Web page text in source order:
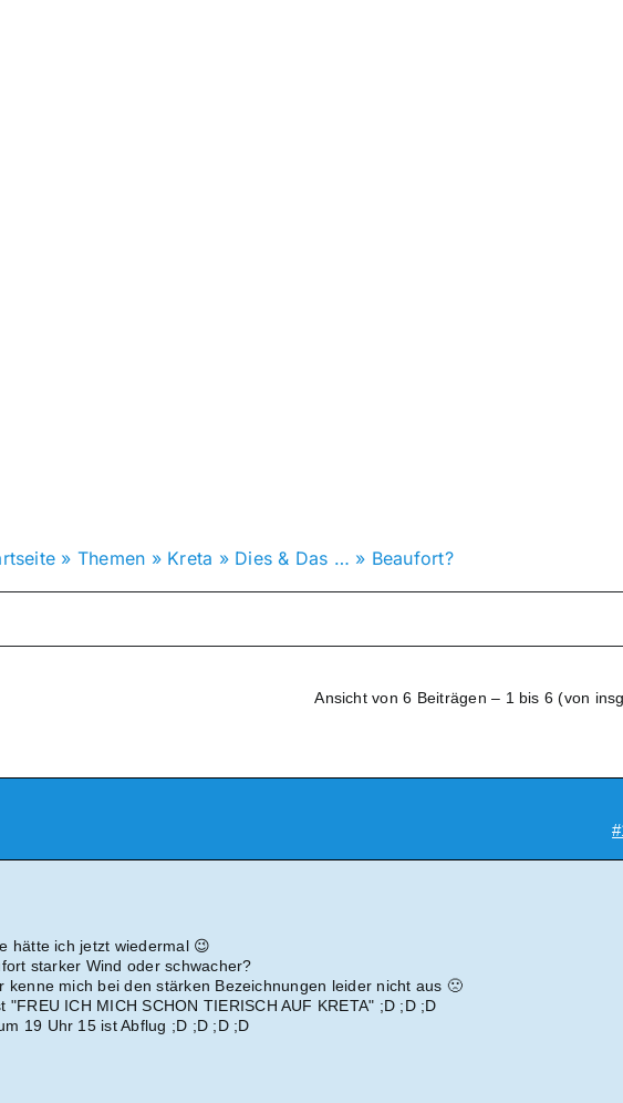
» Themen » Kreta » Dies & Das … » Beaufort?
Ansicht von 6 Beiträgen – 1 bis 6 (von
hätte ich jetzt wiedermal 😉
starker Wind oder schwacher?
kenne mich bei den stärken Bezeichnungen leider nicht aus 🙁
"FREU ICH MICH SCHON TIERISCH AUF KRETA" ;D ;D ;D
19 Uhr 15 ist Abflug ;D ;D ;D ;D